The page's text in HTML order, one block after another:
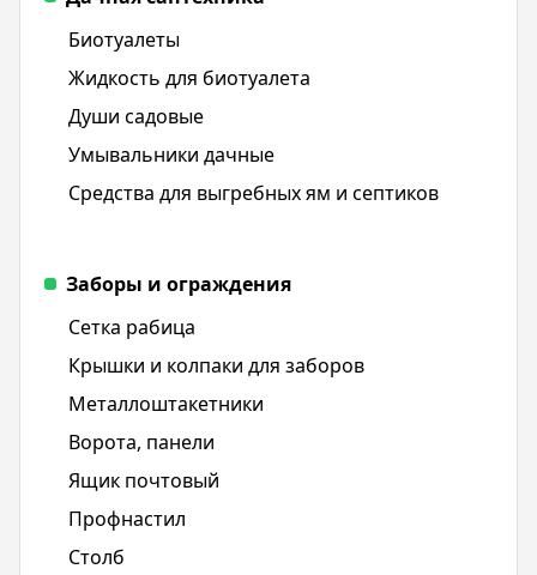
Биотуалеты
Жидкость для биотуалета
Души садовые
Умывальники дачные
Средства для выгребных ям и септиков
Заборы и ограждения
Сетка рабица
Крышки и колпаки для заборов
Металлоштакетники
Ворота, панели
Ящик почтовый
Профнастил
Столб